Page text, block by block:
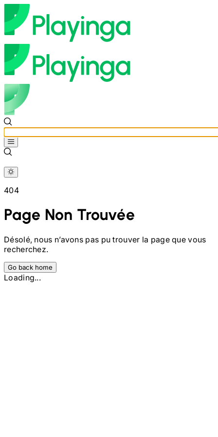
404
Page Non Trouvée
Désolé, nous n’avons pas pu trouver la page que vous
recherchez.
Go back home
Loading...